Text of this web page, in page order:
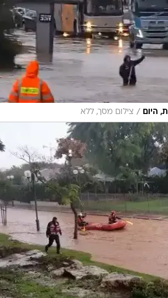
היום / צילום מסך, ללא